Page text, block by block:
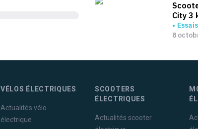
City 3
Essais
8
VÉLOS ÉLECTRIQUES
Actualités vélo
électrique
SCOOTERS
ÉLECTRIQUES
Actualités scooter